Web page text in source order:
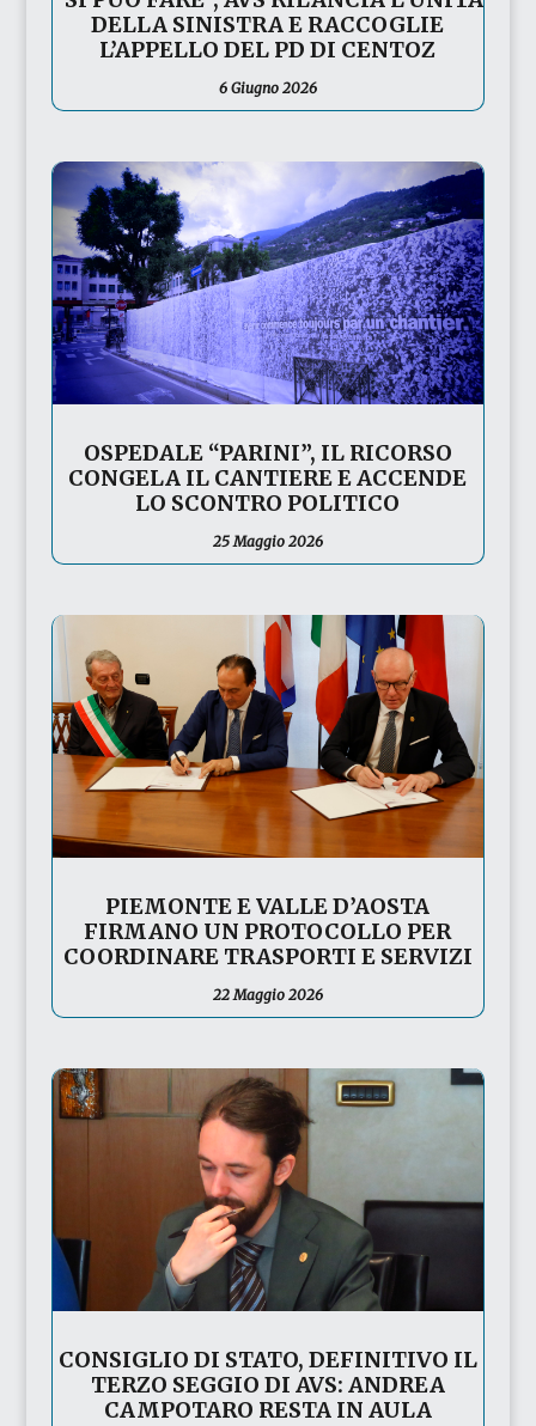
DELLA SINISTRA E RACCOGLIE
L’APPELLO DEL PD DI CENTOZ
6 Giugno 2026
OSPEDALE “PARINI”, IL RICORSO
CONGELA IL CANTIERE E ACCENDE
LO SCONTRO POLITICO
25 Maggio 2026
PIEMONTE E VALLE D’AOSTA
FIRMANO UN PROTOCOLLO PER
COORDINARE TRASPORTI E SERVIZI
22 Maggio 2026
CONSIGLIO DI STATO, DEFINITIVO IL
TERZO SEGGIO DI AVS: ANDREA
CAMPOTARO RESTA IN AULA